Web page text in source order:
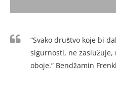
“Svako društvo koje bi
sigurnosti, ne
oboje.” Bendžamin